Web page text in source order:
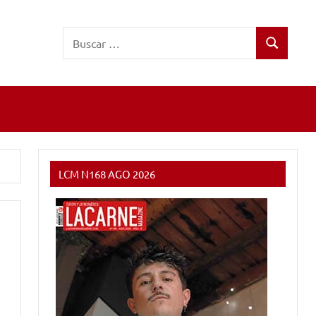
Buscar
LCM N168 AGO 2026